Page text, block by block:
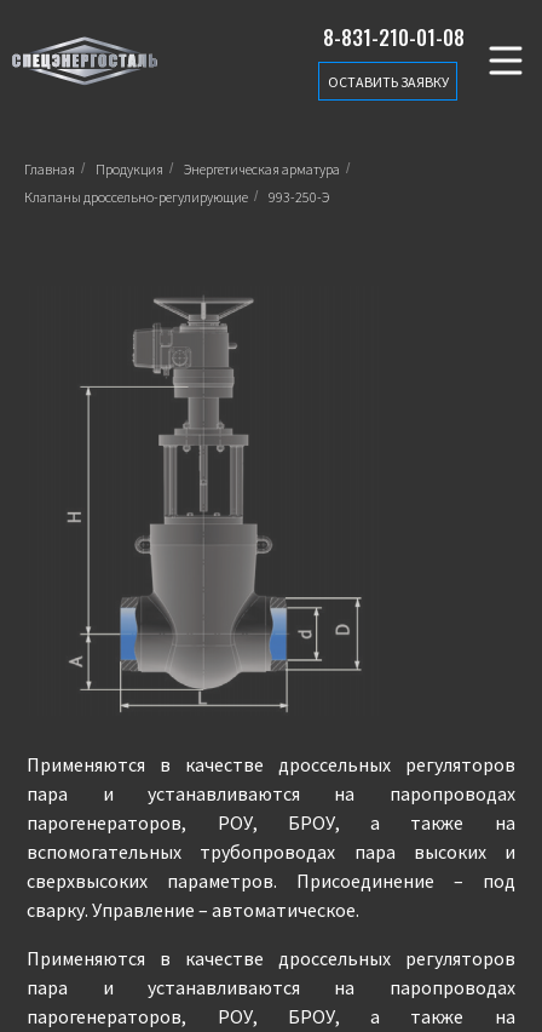
8-831-210-01-08
ОСТАВИТЬ ЗАЯВКУ
Главная / Продукция / Энергетическая арматура /
Клапаны дроссельно-регулирующие / 993-250-Э
Применяются в качестве дроссельных регуляторов
пара и устанавливаются на паропроводах
парогенераторов, РОУ, БРОУ, а также на
вспомогательных трубопроводах пара высоких и
сверхвысоких параметров. Присоединение – под
сварку. Управление – автоматическое.
Применяются в качестве дроссельных регуляторов
пара и устанавливаются на паропроводах
парогенераторов, РОУ, БРОУ, а также на